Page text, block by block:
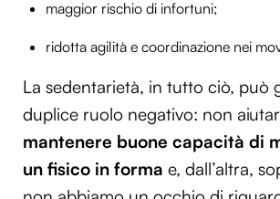
maggior rischio di infortuni;
ridotta agilità e coordinazione nei
La sedentarietà, in tutto ciò, può
duplice ruolo negativo: non
mantenere buone capacità di
un fisico in forma e, dall’altra,